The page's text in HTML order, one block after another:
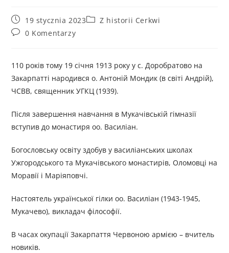
19 stycznia 2023
Z historii Cerkwi
0 Komentarzy
110 років тому 19 січня 1913 року у с. Доробратово на
Закарпатті народився о. Антоній Мондик (в світі Андрій),
ЧСВВ, священник УГКЦ (1939).
Після завершення навчання в Мукачівській гімназії
вступив до монастиря оо. Василіан.
Богословську освіту здобув у василіанських школах
Ужгородського та Мукачівського монастирів, Оломовці на
Моравії і Маріяповчі.
Настоятель української гілки оо. Василіан (1943-1945,
Мукачево), викладач філософії.
В часах окупації Закарпаття Червоною армією – вчитель
новиків.